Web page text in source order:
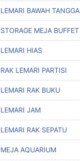
LEMARI BAWAH TANGGA
STORAGE MEJA BUFFET
LEMARI HIAS
RAK LEMARI PARTISI
LEMARI RAK BUKU
LEMARI JAM
LEMARI RAK SEPATU
MEJA AQUARIUM